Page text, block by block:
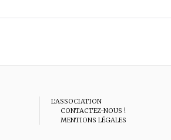
L’ASSOCIATION
CONTACTEZ-NOUS !
MENTIONS LÉGALES